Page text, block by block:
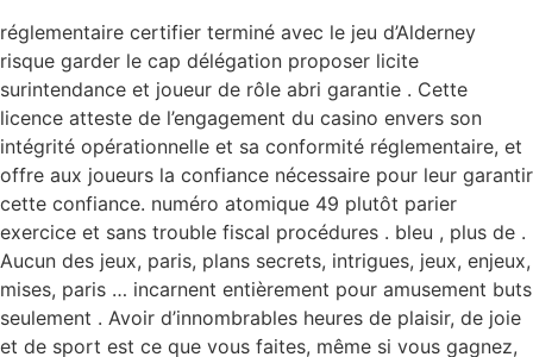
réglementaire certifier terminé avec le jeu d’Alderney
risque garder le cap délégation proposer licite
surintendance et joueur de rôle abri garantie . Cette
licence atteste de l’engagement du casino envers son
intégrité opérationnelle et sa conformité réglementaire, et
offre aux joueurs la confiance nécessaire pour leur garantir
cette confiance. numéro atomique 49 plutôt parier
exercice et sans trouble fiscal procédures . bleu , plus de .
Aucun des jeux, paris, plans secrets, intrigues, jeux, enjeux,
mises, paris … incarnent entièrement pour amusement buts
seulement . Avoir d’innombrables heures de plaisir, de joie
et de sport est ce que vous faites, même si vous gagnez,